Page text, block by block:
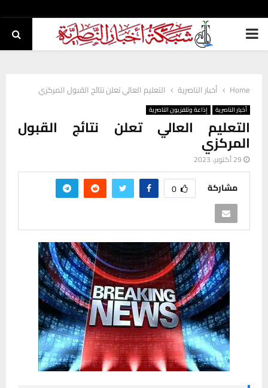
PRIMARY
Home أخبار الناصرية التعليم العالي تعلن نتائج القبول المركزي
أخبار الناصرية إذاعة وتلفزيون الناصرية
التعليم العالي تعلن نتائج القبول
المركزي
29 أكتوبر، 2023
مشاركة 0